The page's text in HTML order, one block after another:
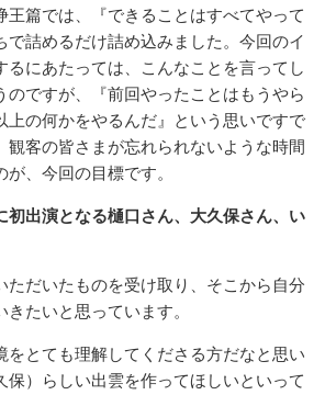
篇では、『できることはすべてやって
で詰めるだけ詰め込みました。今回のイ
るにあたっては、こんなことを言ってし
のですが、『前回やったことはもうやら
上の何かをやるんだ』という思いですで
観客の皆さまが忘れられないような時間
、今回の目標です。
初出演となる樋口さん、大久保さん、い
だいたものを受け取り、そこから自分
たいと思っています。
とても理解してくださる方だなと思い
保）らしい出雲を作ってほしいといって